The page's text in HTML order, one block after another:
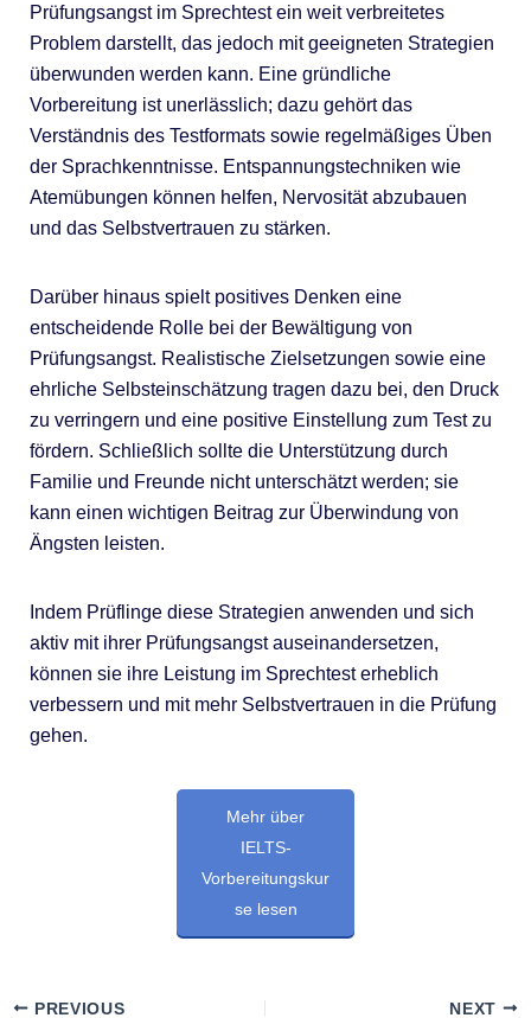
Prüfungsangst im Sprechtest ein weit verbreitetes
Problem darstellt, das jedoch mit geeigneten Strategien
überwunden werden kann. Eine gründliche
Vorbereitung ist unerlässlich; dazu gehört das
Verständnis des Testformats sowie regelmäßiges Üben
der Sprachkenntnisse. Entspannungstechniken wie
Atemübungen können helfen, Nervosität abzubauen
und das Selbstvertrauen zu stärken.
Darüber hinaus spielt positives Denken eine
entscheidende Rolle bei der Bewältigung von
Prüfungsangst. Realistische Zielsetzungen sowie eine
ehrliche Selbsteinschätzung tragen dazu bei, den Druck
zu verringern und eine positive Einstellung zum Test zu
fördern. Schließlich sollte die Unterstützung durch
Familie und Freunde nicht unterschätzt werden; sie
kann einen wichtigen Beitrag zur Überwindung von
Ängsten leisten.
Indem Prüflinge diese Strategien anwenden und sich
aktiv mit ihrer Prüfungsangst auseinandersetzen,
können sie ihre Leistung im Sprechtest erheblich
verbessern und mit mehr Selbstvertrauen in die Prüfung
gehen.
Mehr über
IELTS-
Vorbereitungskur
se lesen
PREVIOUS NEXT